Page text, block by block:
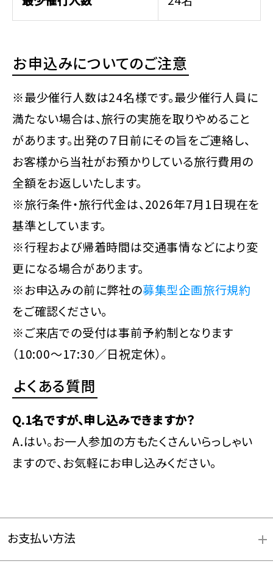
お申込みについてのご注意
※最少催行人数は24名様です。最少催行人員に
満たない場合は、旅行の実施を取りやめること
があります。出発の７日前にその旨をご連絡し、
お客様から当社がお預かりしている旅行費用の
全額をお返しいたします。
※旅行条件・旅行代金は、2026年7月1日現在を
基準としています。
※行程および帰着時間は交通事情などにより変
更になる場合があります。
※お申込みの前に弊社の募集型企画旅行規約
をご確認ください。
※ご来店での受付は事前予約制となります
（10:00～17:30／日祝定休）。
よくある質問
Q.1名ですが、申し込みできますか？
A.はい。お一人参加の方もたくさんいらっしゃい
ますので、お気軽にお申し込みください。
お支払い方法